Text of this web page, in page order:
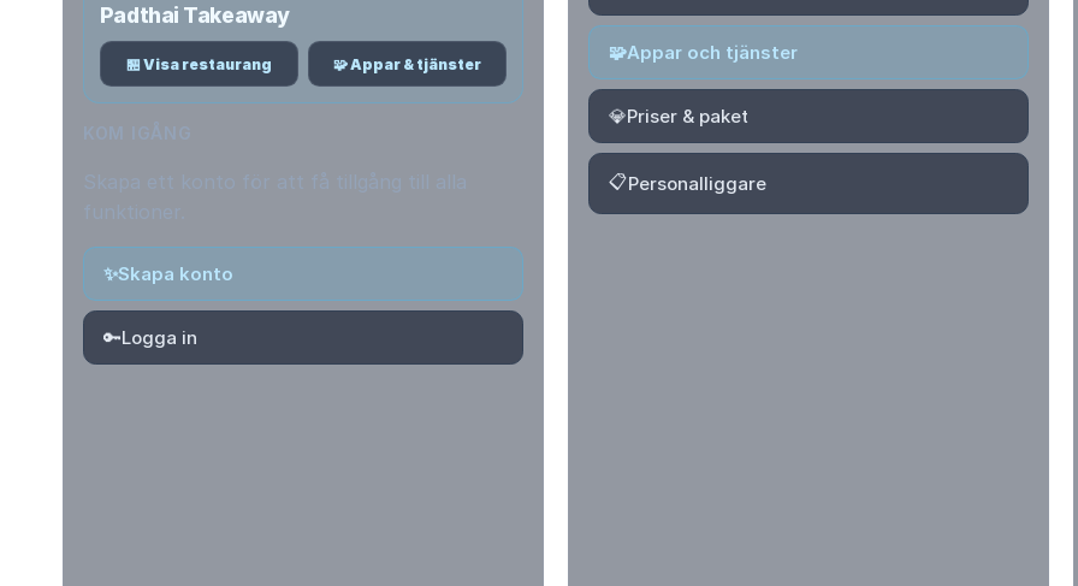
Padthai Takeaway
🏪 Visa restaurang 🧩 Appar & tjänster
✨Skapa konto
🔑Logga in
🧩Appar och tjänster
💎Priser & paket
📋Personalliggare